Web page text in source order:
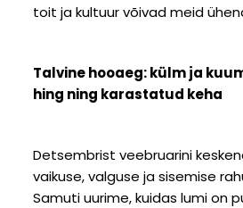
toit ja kultuur võivad meid
Talvine hooaeg: külm ja
hing ning karastatud keha
Detsembrist veebruarini
vaikuse, valguse ja sisemise
Samuti uurime, kuidas lumi on